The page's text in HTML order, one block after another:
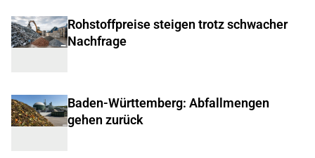
Rohstoffpreise steigen trotz schwacher
Nachfrage
Baden-Württemberg: Abfallmengen
gehen zurück